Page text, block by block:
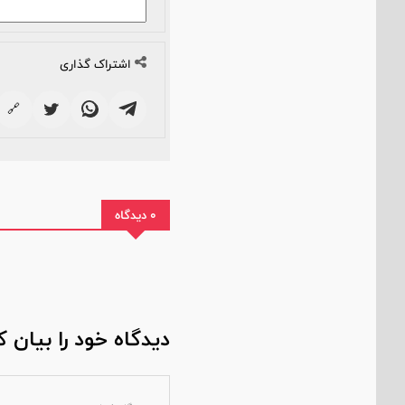
اشتراک گذاری
🔗
0 دیدگاه
دیدگاه خود را بیان